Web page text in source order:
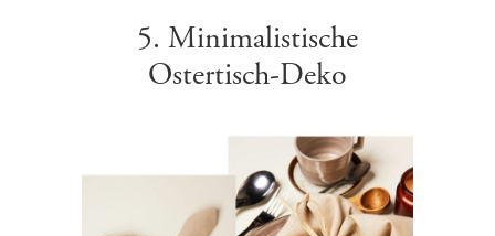
5. Minimalistische
Ostertisch-Deko